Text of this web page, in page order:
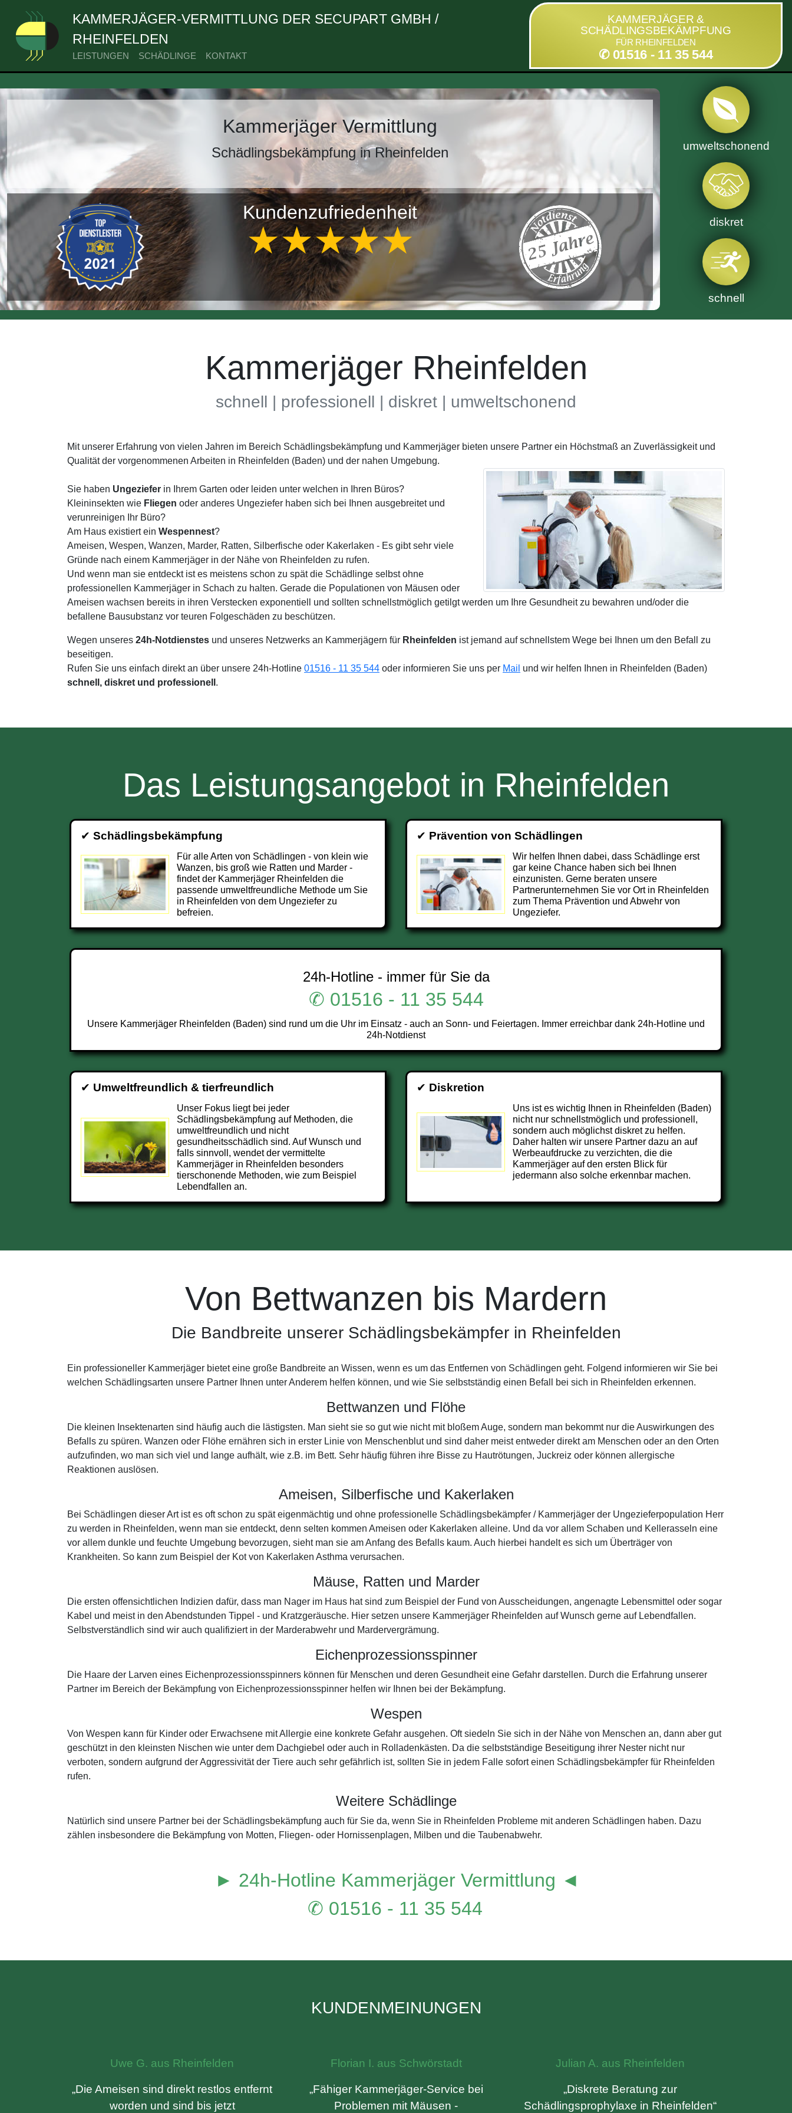
KAMMERJÄGER-VERMITTLUNG DER SECUPART GMBH /
RHEINFELDEN
LEISTUNGEN SCHÄDLINGE KONTAKT
KAMMERJÄGER &
SCHÄDLINGSBEKÄMPFUNG
FÜR RHEINFELDEN
✆ 01516 - 11 35 544
Kammerjäger Vermittlung
Schädlingsbekämpfung in Rheinfelden
Kundenzufriedenheit
★★★★★
umweltschonend
diskret
schnell
Kammerjäger Rheinfelden
schnell | professionell | diskret | umweltschonend
Mit unserer Erfahrung von vielen Jahren im Bereich Schädlingsbekämpfung und Kammerjäger bieten unsere Partner ein Höchstmaß an Zuverlässigkeit und
Qualität der vorgenommenen Arbeiten in Rheinfelden (Baden) und der nahen Umgebung.
Sie haben Ungeziefer in Ihrem Garten oder leiden unter welchen in Ihren Büros?
Kleininsekten wie Fliegen oder anderes Ungeziefer haben sich bei Ihnen ausgebreitet und
verunreinigen Ihr Büro?
Am Haus existiert ein Wespennest?
Ameisen, Wespen, Wanzen, Marder, Ratten, Silberfische oder Kakerlaken - Es gibt sehr viele
Gründe nach einem Kammerjäger in der Nähe von Rheinfelden zu rufen.
Und wenn man sie entdeckt ist es meistens schon zu spät die Schädlinge selbst ohne
professionellen Kammerjäger in Schach zu halten. Gerade die Populationen von Mäusen oder
Ameisen wachsen bereits in ihren Verstecken exponentiell und sollten schnellstmöglich getilgt werden um Ihre Gesundheit zu bewahren und/oder die
befallene Bausubstanz vor teuren Folgeschäden zu beschützen.
Wegen unseres 24h-Notdienstes und unseres Netzwerks an Kammerjägern für Rheinfelden ist jemand auf schnellstem Wege bei Ihnen um den Befall zu
beseitigen.
Rufen Sie uns einfach direkt an über unsere 24h-Hotline 01516 - 11 35 544 oder informieren Sie uns per Mail und wir helfen Ihnen in Rheinfelden (Baden)
schnell, diskret und professionell .
Das Leistungsangebot in Rheinfelden
✔ Schädlingsbekämpfung
Für alle Arten von Schädlingen - von klein wie
Wanzen, bis groß wie Ratten und Marder -
findet der Kammerjäger Rheinfelden die
passende umweltfreundliche Methode um Sie
in Rheinfelden von dem Ungeziefer zu
befreien.
✔ Prävention von Schädlingen
Wir helfen Ihnen dabei, dass Schädlinge erst
gar keine Chance haben sich bei Ihnen
einzunisten. Gerne beraten unsere
Partnerunternehmen Sie vor Ort in Rheinfelden
zum Thema Prävention und Abwehr von
Ungeziefer.
24h-Hotline - immer für Sie da
✆ 01516 - 11 35 544
Unsere Kammerjäger Rheinfelden (Baden) sind rund um die Uhr im Einsatz - auch an Sonn- und Feiertagen. Immer erreichbar dank 24h-Hotline und
24h-Notdienst
✔ Umweltfreundlich & tierfreundlich
Unser Fokus liegt bei jeder
Schädlingsbekämpfung auf Methoden, die
umweltfreundlich und nicht
gesundheitsschädlich sind. Auf Wunsch und
falls sinnvoll, wendet der vermittelte
Kammerjäger in Rheinfelden besonders
tierschonende Methoden, wie zum Beispiel
Lebendfallen an.
✔ Diskretion
Uns ist es wichtig Ihnen in Rheinfelden (Baden)
nicht nur schnellstmöglich und professionell,
sondern auch möglichst diskret zu helfen.
Daher halten wir unsere Partner dazu an auf
Werbeaufdrucke zu verzichten, die die
Kammerjäger auf den ersten Blick für
jedermann also solche erkennbar machen.
Von Bettwanzen bis Mardern
Die Bandbreite unserer Schädlingsbekämpfer in Rheinfelden
Ein professioneller Kammerjäger bietet eine große Bandbreite an Wissen, wenn es um das Entfernen von Schädlingen geht. Folgend informieren wir Sie bei
welchen Schädlingsarten unsere Partner Ihnen unter Anderem helfen können, und wie Sie selbstständig einen Befall bei sich in Rheinfelden erkennen.
Bettwanzen und Flöhe
Die kleinen Insektenarten sind häufig auch die lästigsten. Man sieht sie so gut wie nicht mit bloßem Auge, sondern man bekommt nur die Auswirkungen des
Befalls zu spüren. Wanzen oder Flöhe ernähren sich in erster Linie von Menschenblut und sind daher meist entweder direkt am Menschen oder an den Orten
aufzufinden, wo man sich viel und lange aufhält, wie z.B. im Bett. Sehr häufig führen ihre Bisse zu Hautrötungen, Juckreiz oder können allergische
Reaktionen auslösen.
Ameisen, Silberfische und Kakerlaken
Bei Schädlingen dieser Art ist es oft schon zu spät eigenmächtig und ohne professionelle Schädlingsbekämpfer / Kammerjäger der Ungezieferpopulation Herr
zu werden in Rheinfelden, wenn man sie entdeckt, denn selten kommen Ameisen oder Kakerlaken alleine. Und da vor allem Schaben und Kellerasseln eine
vor allem dunkle und feuchte Umgebung bevorzugen, sieht man sie am Anfang des Befalls kaum. Auch hierbei handelt es sich um Überträger von
Krankheiten. So kann zum Beispiel der Kot von Kakerlaken Asthma verursachen.
Mäuse, Ratten und Marder
Die ersten offensichtlichen Indizien dafür, dass man Nager im Haus hat sind zum Beispiel der Fund von Ausscheidungen, angenagte Lebensmittel oder sogar
Kabel und meist in den Abendstunden Tippel - und Kratzgeräusche. Hier setzen unsere Kammerjäger Rheinfelden auf Wunsch gerne auf Lebendfallen.
Selbstverständlich sind wir auch qualifiziert in der Marderabwehr und Mardervergrämung.
Eichenprozessionsspinner
Die Haare der Larven eines Eichenprozessionsspinners können für Menschen und deren Gesundheit eine Gefahr darstellen. Durch die Erfahrung unserer
Partner im Bereich der Bekämpfung von Eichenprozessionsspinner helfen wir Ihnen bei der Bekämpfung.
Wespen
Von Wespen kann für Kinder oder Erwachsene mit Allergie eine konkrete Gefahr ausgehen. Oft siedeln Sie sich in der Nähe von Menschen an, dann aber gut
geschützt in den kleinsten Nischen wie unter dem Dachgiebel oder auch in Rolladenkästen. Da die selbstständige Beseitigung ihrer Nester nicht nur
verboten, sondern aufgrund der Aggressivität der Tiere auch sehr gefährlich ist, sollten Sie in jedem Falle sofort einen Schädlingsbekämpfer für Rheinfelden
rufen.
Weitere Schädlinge
Natürlich sind unsere Partner bei der Schädlingsbekämpfung auch für Sie da, wenn Sie in Rheinfelden Probleme mit anderen Schädlingen haben. Dazu
zählen insbesondere die Bekämpfung von Motten, Fliegen- oder Hornissenplagen, Milben und die Taubenabwehr.
► 24h-Hotline Kammerjäger Vermittlung ◄
✆ 01516 - 11 35 544
KUNDENMEINUNGEN
Uwe G. aus Rheinfelden
„Die Ameisen sind direkt restlos entfernt
worden und sind bis jetzt
Florian I. aus Schwörstadt
„Fähiger Kammerjäger-Service bei
Problemen mit Mäusen -
Julian A. aus Rheinfelden
„Diskrete Beratung zur
Schädlingsprophylaxe in Rheinfelden“